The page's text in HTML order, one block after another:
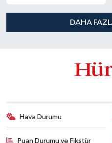
DAHA
Hava Durumu
Puan Durumu ve Fikstür